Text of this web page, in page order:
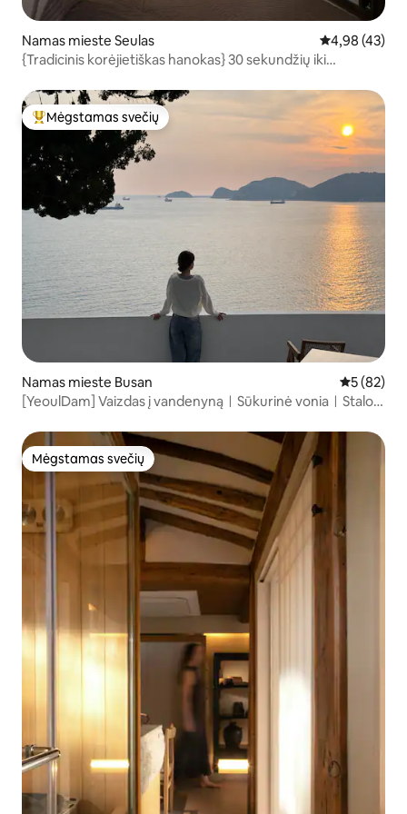
Namas mieste Seulas Vidutinis
4,98 (43)
{Tradicinis korėjietiškas hanokas} 30 sekundžių iki
Cheonggyečenas / Jongno / išrinktas geriausias hanokas /
iki 5 žmonių /
Svečių mėgstamiausias
Mėgstamas svečių
Namas mieste Busan Vidutinis
5 (82)
[YeoulDam] Vaizdas į vandenynąㅣSūkurinė voniaㅣStalo
Mėgstamas svečių
Mėgstamas svečių